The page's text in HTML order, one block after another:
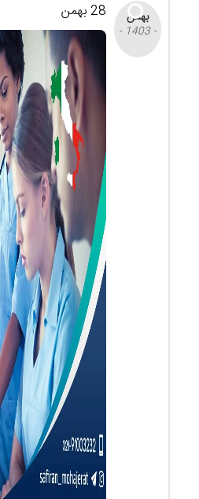
بهمن
- 1403 -
28 بهمن